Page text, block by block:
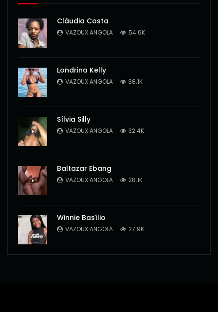
Cláudia Costa
VAZOUX ANGOLA 54.6K
Londrina Kelly
VAZOUX ANGOLA 38.1K
Sílvia Silly
VAZOUX ANGOLA 32.4K
Baltazar Ebang
VAZOUX ANGOLA 28.1K
Winnie Basílio
VAZOUX ANGOLA 27.9K